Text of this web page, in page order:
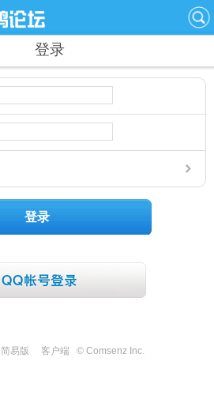
登录
登录
简易版 客户端 © Comsenz Inc.